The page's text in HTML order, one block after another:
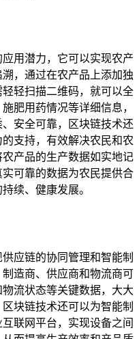
用潜力，它可以实现农产
，通过在农产品上添加独
轻扫描二维码，就可以全
肥用药情况等详细信息，
安全可靠，区块链技术还
支持，有效解决农民和农
产品的生产数据如实地记
可靠的数据为农民提供合
续、健康发展。
应链的协同管理和智能制
造商、供应商和物流商可
流状态等关键数据，大大
块链技术还可以为智能制
联网平台，实现设备之间